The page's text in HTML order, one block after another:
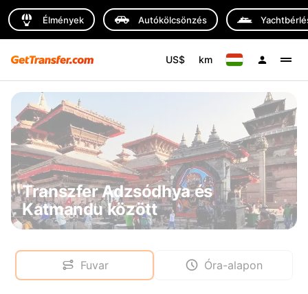
Élmények Autókölcsönzés
US$ km
Transzfer Adzsódhya és
Katmandu között
Fuvar Óra-alapon